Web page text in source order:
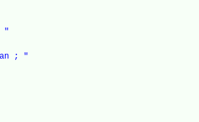
"
; "